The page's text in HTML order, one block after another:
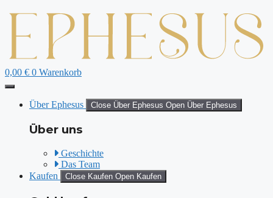
0,00 € 0 Warenkorb
Über Ephesus Close Über Ephesus Open Über Ephesus
Über uns
Geschichte
Das Team
Kaufen
Close Kaufen Open Kaufen